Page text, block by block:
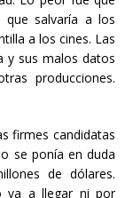
que salvaría a los
a los cines. Las
y sus malos datos
producciones.
firmes candidatas
se ponía en duda
de dólares.
va a llegar ni por